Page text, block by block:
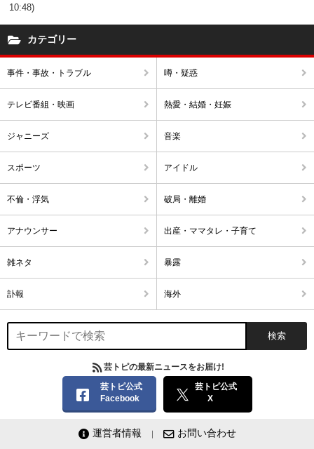
10:48)
カテゴリー
事件・事故・トラブル 噂・疑惑
テレビ番組・映画 熱愛・結婚・妊娠
ジャニーズ 音楽
スポーツ アイドル
不倫・浮気 破局・離婚
アナウンサー 出産・ママタレ・子育て
雑ネタ 暴露
訃報 海外
芸トピの最新ニュースをお届け!
芸トピ公式
Facebook
芸トピ公式
X
運営者情報 お問い合わせ